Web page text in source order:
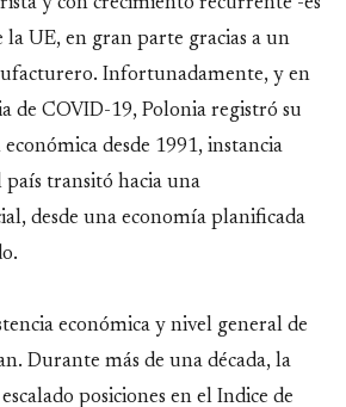
la UE, en gran parte gracias a un
Infortunadamente, y en
de COVID-19, Polonia registró su
desde 1991, instancia
país transitó hacia una
desde una economía planificada
económica y nivel general de
Durante más de una década, la
posiciones en el Indice de